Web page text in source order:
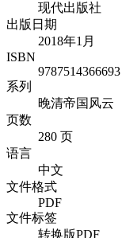
现代出版社
出版日期
2018年1月
ISBN
9787514366693
系列
晚清帝国风云
页数
280 页
语言
中文
文件格式
PDF
文件标签
转换版PDF